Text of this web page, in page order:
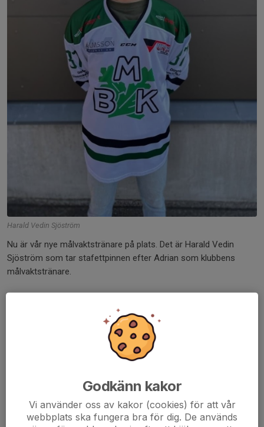
Harald Vedin Sjöström
Nu är vår nye målvaktstränare på plats. Det är Harald Vedin
Sjöström som tar stafettpinnen efter Adrian som klubbens
målvaktstränare.
sina år innan juniortiden i MBK och är nu väldigt välkommen
Är du aktiv målvakt och medlem i MBK eller förälder till en
Dela nyhet
Godkänn kakor
Vi använder oss av kakor (cookies) för att vår
webbplats ska fungera bra för dig. De används